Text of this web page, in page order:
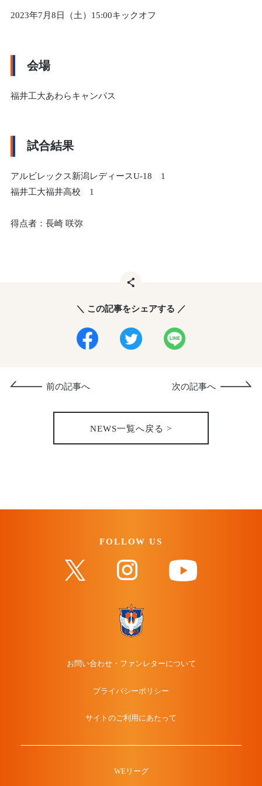
2023年7月8日（土）15:00キックオフ
会場
福井工大あわらキャンパス
試合結果
アルビレックス新潟レディースU-18 1
福井工大福井高校 1
得点者：長崎 咲弥
＼ この記事をシェアする ／
NEWS一覧へ戻る >
前の記事へ 次の記事へ
FOLLOW US
お問い合わせ・ファンレターについて
プライバシーポリシー
サイトのご利用にあたって
WEリーグ